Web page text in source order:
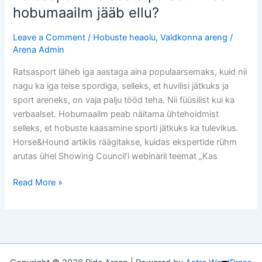
hobumaailm jääb ellu?
Leave a Comment / Hobuste heaolu,Valdkonna areng /
Arena Admin
Ratsasport läheb iga aastaga aina populaarsemaks, kuid nii
nagu ka iga teise spordiga, selleks, et huvilisi jätkuks ja
sport areneks, on vaja palju tööd teha. Nii füüsilist kui ka
verbaalset. Hobumaailm peab näitama ühtehoidmist
selleks, et hobuste kaasamine sporti jätkuks ka tulevikus.
Horse&Hound artiklis räägitakse, kuidas ekspertide rühm
arutas ühel Showing Council’i webinaril teemat „Kas
Read More »